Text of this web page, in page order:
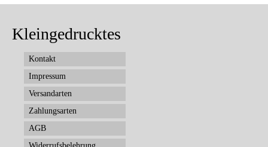
Kleingedrucktes
Kontakt
Impressum
Versandarten
Zahlungsarten
AGB